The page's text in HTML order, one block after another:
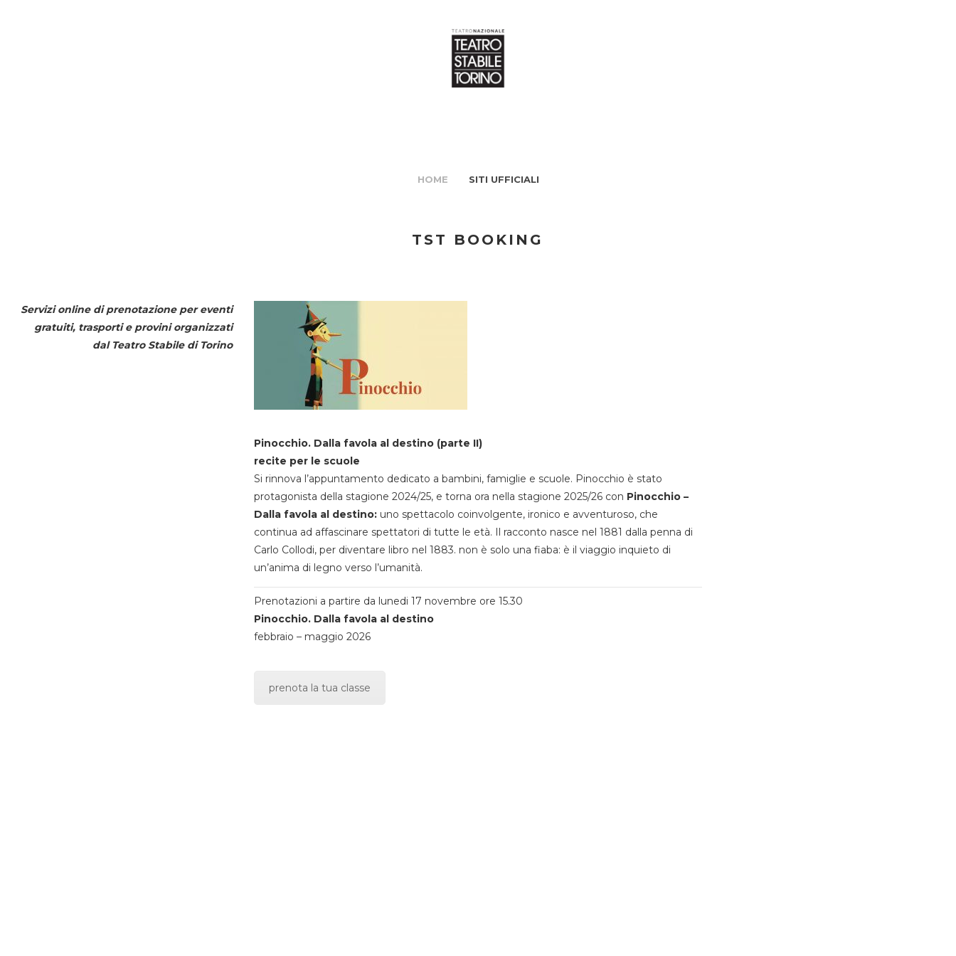
HOME SITI UFFICIALI
TST BOOKING
Servizi online di prenotazione per eventi
gratuiti, trasporti e provini organizzati
dal Teatro Stabile di Torino
Pinocchio. Dalla favola al destino (parte II)
recite per le scuole
Si rinnova l’appuntamento dedicato a bambini, famiglie e scuole. Pinocchio è stato
protagonista della stagione 2024/25, e torna ora nella stagione 2025/26 con Pinocchio –
Dalla favola al destino:uno spettacolo coinvolgente, ironico e avventuroso, che
continua ad affascinare spettatori di tutte le età. Il racconto nasce nel 1881 dalla penna di
Carlo Collodi, per diventare libro nel 1883. non è solo una fiaba: è il viaggio inquieto di
un’anima di legno verso l’umanità.
Prenotazioni a partire da lunedi 17 novembre ore 15.30
Pinocchio. Dalla favola al destino
febbraio – maggio 2026
prenota la tua classe